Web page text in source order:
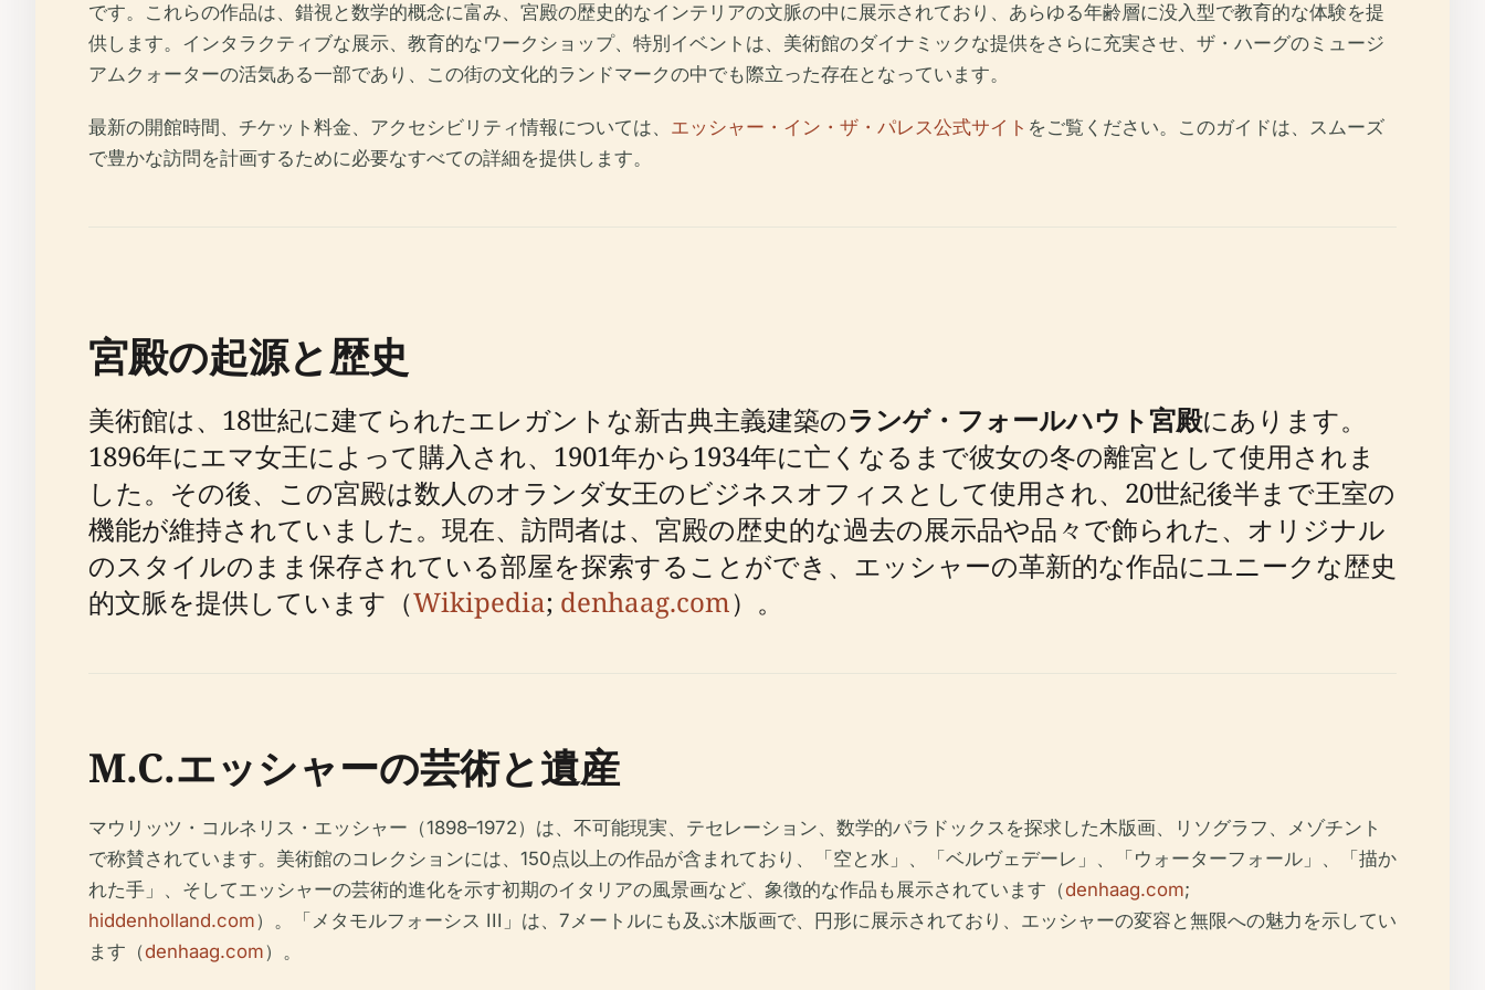
です。これらの作品は、錯視と数学的概念に富み、宮殿の歴史的なインテリアの文脈の中に展示されており、あらゆる年齢層に没入型で教育的な体験を提
供します。インタラクティブな展示、教育的なワークショップ、特別イベントは、美術館のダイナミックな提供をさらに充実させ、ザ・ハーグのミュージ
アムクォーターの活気ある一部であり、この街の文化的ランドマークの中でも際立った存在となっています。
最新の開館時間、チケット料金、アクセシビリティ情報については、 エッシャー・イン・ザ・パレス公式サイト をご覧ください。このガイドは、スムーズ
で豊かな訪問を計画するために必要なすべての詳細を提供します。
宮殿の起源と歴史
美術館は、18世紀に建てられたエレガントな新古典主義建築のランゲ・フォールハウト宮殿にあります。
1896年にエマ女王によって購入され、1901年から1934年に亡くなるまで彼女の冬の離宮として使用されま
した。その後、この宮殿は数人のオランダ女王のビジネスオフィスとして使用され、20世紀後半まで王室の
機能が維持されていました。現在、訪問者は、宮殿の歴史的な過去の展示品や品々で飾られた、オリジナル
のスタイルのまま保存されている部屋を探索することができ、エッシャーの革新的な作品にユニークな歴史
的文脈を提供しています（Wikipedia; denhaag.com）。
M.C.エッシャーの芸術と遺産
マウリッツ・コルネリス・エッシャー（1898–1972）は、不可能現実、テセレーション、数学的パラドックスを探求した木版画、リソグラフ、メゾチント
で称賛されています。美術館のコレクションには、150点以上の作品が含まれており、「空と水」、「ベルヴェデーレ」、「ウォーターフォール」、「描か
れた手」、そしてエッシャーの芸術的進化を示す初期のイタリアの風景画など、象徴的な作品も展示されています（denhaag.com;
hiddenholland.com）。「メタモルフォーシス III」は、7メートルにも及ぶ木版画で、円形に展示されており、エッシャーの変容と無限への魅力を示してい
ます（denhaag.com）。